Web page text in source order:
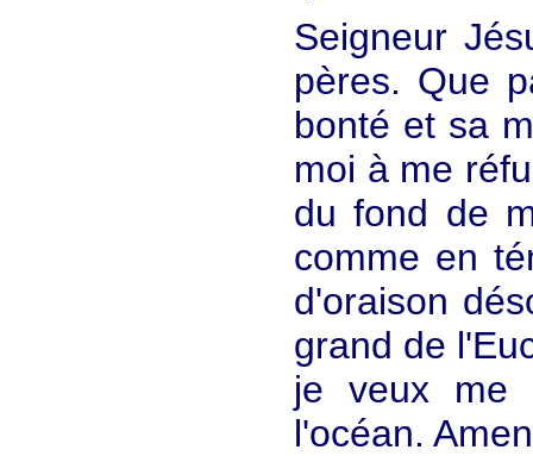
Seigneur
pères. Que
bonté et sa
moi à me
du fond de
comme en
d'oraison
grand de
je veux me
l'océan.